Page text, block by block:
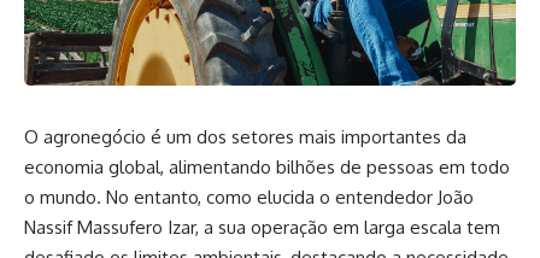
O agronegócio é um dos setores mais importantes da
economia global, alimentando bilhões de pessoas em todo
o mundo. No entanto, como elucida o entendedor João
Nassif Massufero Izar, a sua operação em larga escala tem